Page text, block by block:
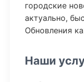
городские
актуально,
Обновления
Наши